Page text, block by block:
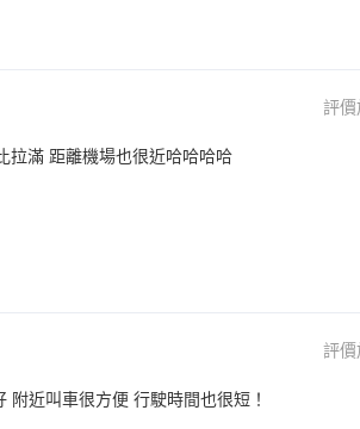
評
拉滿 距離機場也很近哈哈哈哈
評
近叫車很方便 行駛時間也很短！